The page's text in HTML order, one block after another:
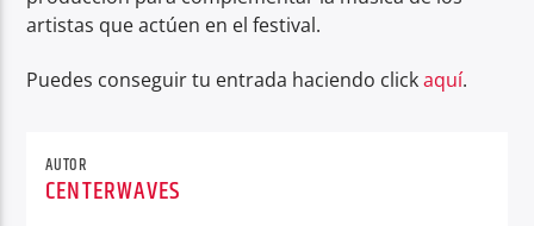
artistas que actúen en el festival.
Puedes conseguir tu entrada haciendo clickaquí.
AUTOR
CENTERWAVES